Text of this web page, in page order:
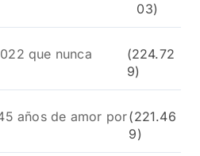
03)
que nunca
(224.72
9)
años de amor por(221.46
9)